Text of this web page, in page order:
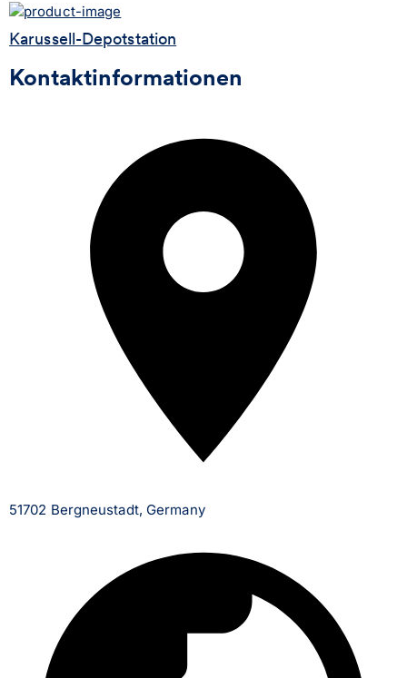
Karussell-Depotstation
Kontaktinformationen
51702 Bergneustadt, Germany